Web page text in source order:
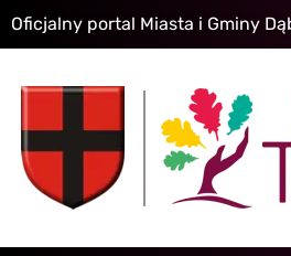
Oficjalny portal Miasta i Gminy